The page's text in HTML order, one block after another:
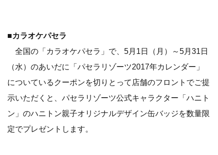
■カラオケパセラ
全国の「カラオケパセラ」で、5月1日（月）～5月31日
（水）のあいだに「パセラリゾーツ2017年カレンダー」
についているクーポンを切りとって店舗のフロントでご提
示いただくと、パセラリゾーツ公式キャラクター「ハニト
ン」のハニトン親子オリジナルデザイン缶バッジを数量限
定でプレゼントします。